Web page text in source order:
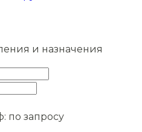
и назначения
по запросу